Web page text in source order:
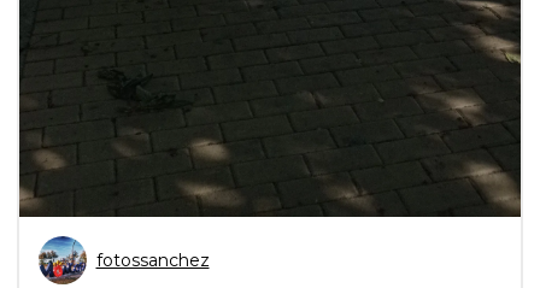
fotossanchez